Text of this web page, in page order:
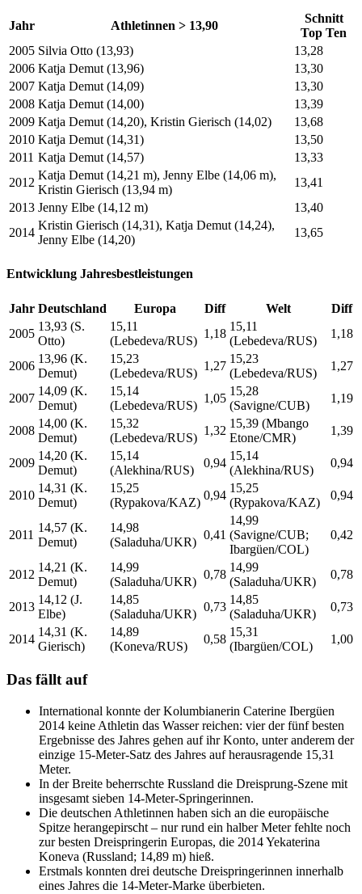
Jahr Athletinnen > 13,90
Schnitt
Top Ten
2005 Silvia Otto (13,93)
13,28
2006 Katja Demut (13,96)
13,30
2007 Katja Demut (14,09)
13,30
2008 Katja Demut (14,00)
13,39
2009 Katja Demut (14,20), Kristin Gierisch (14,02)
13,68
2010 Katja Demut (14,31)
13,50
2011 Katja Demut (14,57)
13,33
2012
Katja Demut (14,21 m), Jenny Elbe (14,06 m),
Kristin Gierisch (13,94 m)
13,41
2013 Jenny Elbe (14,12 m)
13,40
2014
Kristin Gierisch (14,31), Katja Demut (14,24),
Jenny Elbe (14,20)
13,65
Entwicklung Jahresbestleistungen
Jahr Deutschland Europa Diff Welt
Diff
2005
13,93 (S.
Otto)
15,11
(Lebedeva/RUS)
1,18
15,11
(Lebedeva/RUS)
1,18
2006
13,96 (K.
Demut)
15,23
(Lebedeva/RUS)
1,27
15,23
(Lebedeva/RUS)
1,27
2007
14,09 (K.
Demut)
15,14
(Lebedeva/RUS)
1,05
15,28
(Savigne/CUB)
1,19
2008
14,00 (K.
Demut)
15,32
(Lebedeva/RUS)
1,32
15,39 (Mbango
Etone/CMR)
1,39
2009
14,20 (K.
Demut)
15,14
(Alekhina/RUS)
0,94
15,14
(Alekhina/RUS)
0,94
2010
14,31 (K.
Demut)
15,25
(Rypakova/KAZ)
0,94
15,25
(Rypakova/KAZ)
0,94
2011
14,57 (K.
Demut)
14,98
(Saladuha/UKR)
0,41
14,99
(Savigne/CUB;
Ibargüen/COL)
0,42
2012
14,21 (K.
Demut)
14,99
(Saladuha/UKR)
0,78
14,99
(Saladuha/UKR)
0,78
2013
14,12 (J.
Elbe)
14,85
(Saladuha/UKR)
0,73
14,85
(Saladuha/UKR)
0,73
2014
14,31 (K.
Gierisch)
14,89
(Koneva/RUS)
0,58
15,31
(Ibargüen/COL)
1,00
Das fällt auf
International konnte der Kolumbianerin Caterine Ibergüen
2014 keine Athletin das Wasser reichen: vier der fünf besten
Ergebnisse des Jahres gehen auf ihr Konto, unter anderem der
einzige 15-Meter-Satz des Jahres auf herausragende 15,31
Meter.
In der Breite beherrschte Russland die Dreisprung-Szene mit
insgesamt sieben 14-Meter-Springerinnen.
Die deutschen Athletinnen haben sich an die europäische
Spitze herangepirscht – nur rund ein halber Meter fehlte noch
zur besten Dreispringerin Europas, die 2014 Yekaterina
Koneva (Russland; 14,89 m) hieß.
Erstmals konnten drei deutsche Dreispringerinnen innerhalb
eines Jahres die 14-Meter-Marke überbieten.